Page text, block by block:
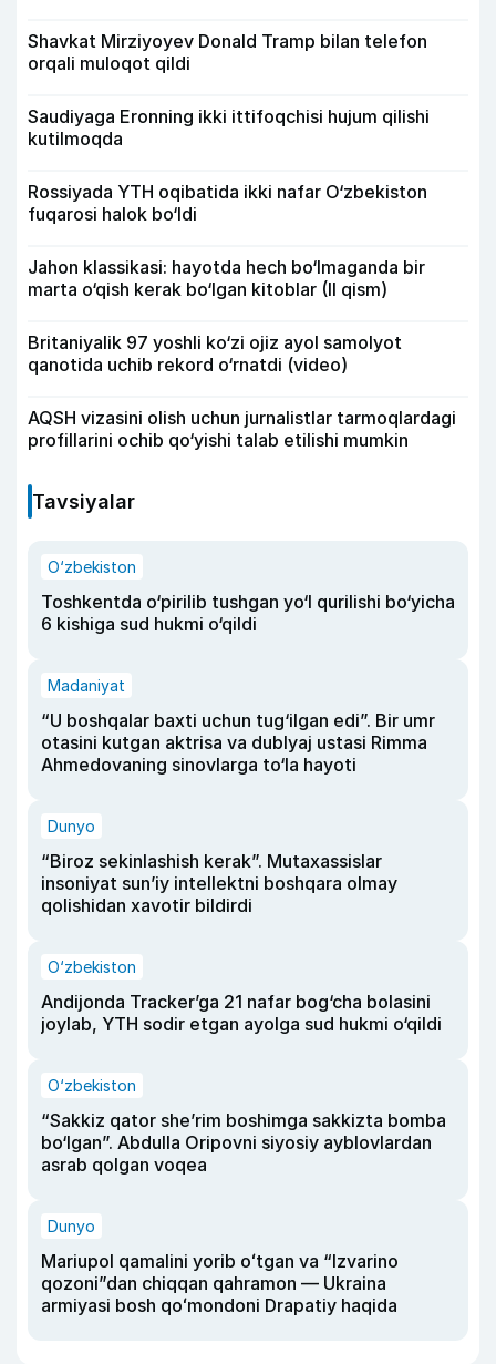
Shavkat Mirziyoyev Donald Tramp bilan telefon
orqali muloqot qildi
Saudiyaga Eronning ikki ittifoqchisi hujum qilishi
kutilmoqda
Rossiyada YTH oqibatida ikki nafar O‘zbekiston
fuqarosi halok bo‘ldi
Jahon klassikasi: hayotda hech bo‘lmaganda bir
marta o‘qish kerak bo‘lgan kitoblar (II qism)
Britaniyalik 97 yoshli ko‘zi ojiz ayol samolyot
qanotida uchib rekord o‘rnatdi (video)
AQSH vizasini olish uchun jurnalistlar tarmoqlardagi
profillarini ochib qo‘yishi talab etilishi mumkin
Tavsiyalar
O‘zbekiston
Toshkentda o‘pirilib tushgan yo‘l qurilishi bo‘yicha
6 kishiga sud hukmi o‘qildi
Madaniyat
“U boshqalar baxti uchun tug‘ilgan edi”. Bir umr
otasini kutgan aktrisa va dublyaj ustasi Rimma
Ahmedovaning sinovlarga to‘la hayoti
Dunyo
“Biroz sekinlashish kerak”. Mutaxassislar
insoniyat sun’iy intellektni boshqara olmay
qolishidan xavotir bildirdi
O‘zbekiston
Andijonda Tracker’ga 21 nafar bog‘cha bolasini
joylab, YTH sodir etgan ayolga sud hukmi o‘qildi
O‘zbekiston
“Sakkiz qator she’rim boshimga sakkizta bomba
bo‘lgan”. Abdulla Oripovni siyosiy ayblovlardan
asrab qolgan voqea
Dunyo
Mariupol qamalini yorib oʻtgan va “Izvarino
qozoni”dan chiqqan qahramon — Ukraina
armiyasi bosh qoʻmondoni Drapatiy haqida